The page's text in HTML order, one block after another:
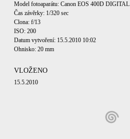
Model fotoaparátu: Canon EOS 400D DIGITAL
Čas závěrky: 1/320 sec
Clona: f/13
ISO: 200
Datum vytvoření: 15.5.2010 10:02
Ohnisko: 20 mm
VLOŽENO
15.5.2010